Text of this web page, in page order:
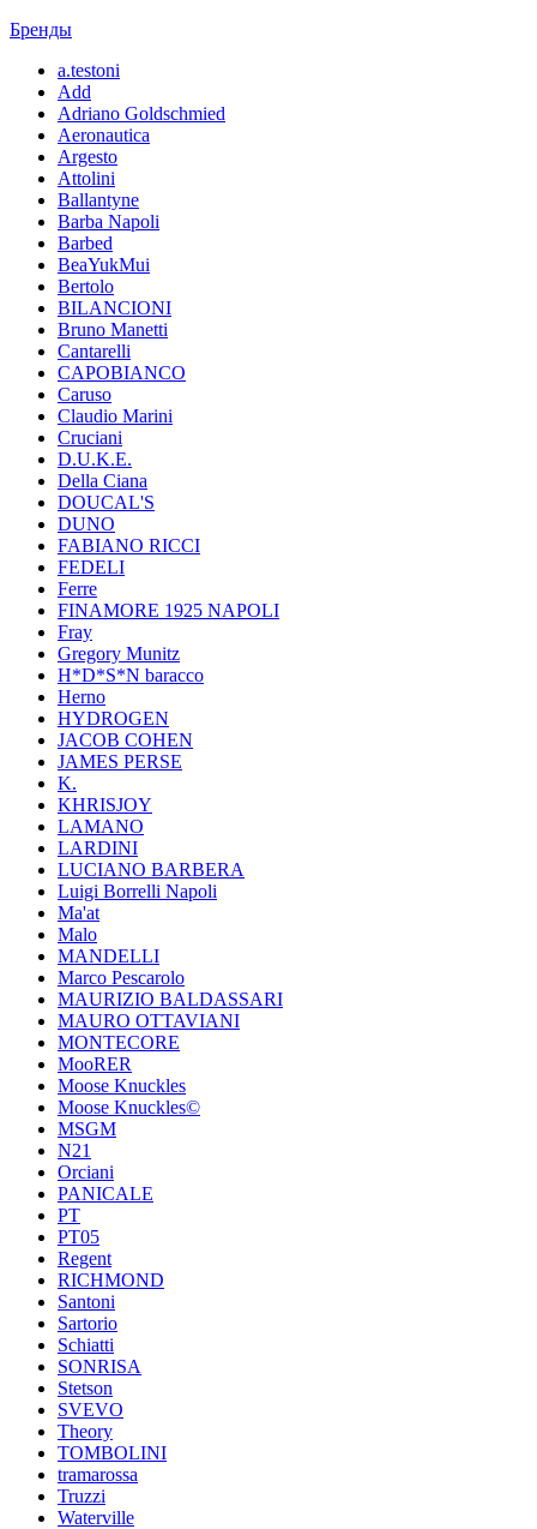
Бренды
a.testoni
Add
Adriano Goldschmied
Aeronautica
Argesto
Attolini
Ballantyne
Barba Napoli
Barbed
BeaYukMui
Bertolo
BILANCIONI
Bruno Manetti
Cantarelli
CAPOBIANCO
Caruso
Claudio Marini
Cruciani
D.U.K.E.
Della Ciana
DOUCAL'S
DUNO
FABIANO RICCI
FEDELI
Ferre
FINAMORE 1925 NAPOLI
Fray
Gregory Munitz
H*D*S*N baracco
Herno
HYDROGEN
JACOB COHEN
JAMES PERSE
K.
KHRISJOY
LAMANO
LARDINI
LUCIANO BARBERA
Luigi Borrelli Napoli
Ma'at
Malo
MANDELLI
Marco Pescarolo
MAURIZIO BALDASSARI
MAURO OTTAVIANI
MONTECORE
MooRER
Moose Knuckles
Moose Knuckles©️
MSGM
N21
Orciani
PANICALE
PT
PT05
Regent
RICHMOND
Santoni
Sartorio
Schiatti
SONRISA
Stetson
SVEVO
Theory
TOMBOLINI
tramarossa
Truzzi
Waterville